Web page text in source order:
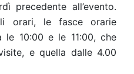
precedente all’evento.
orari, le fasce orarie
le 10:00 e le 11:00, che
e quella dalle 4.00